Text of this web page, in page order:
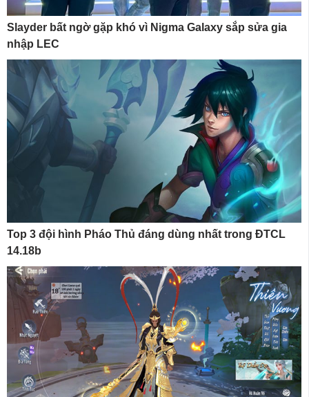
Slayder bất ngờ gặp khó vì Nigma Galaxy sắp sửa gia
nhập LEC
Top 3 đội hình Pháo Thủ đáng dùng nhất trong ĐTCL
14.18b